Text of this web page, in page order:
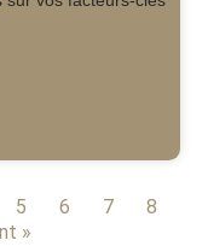
5 6 7
8
»